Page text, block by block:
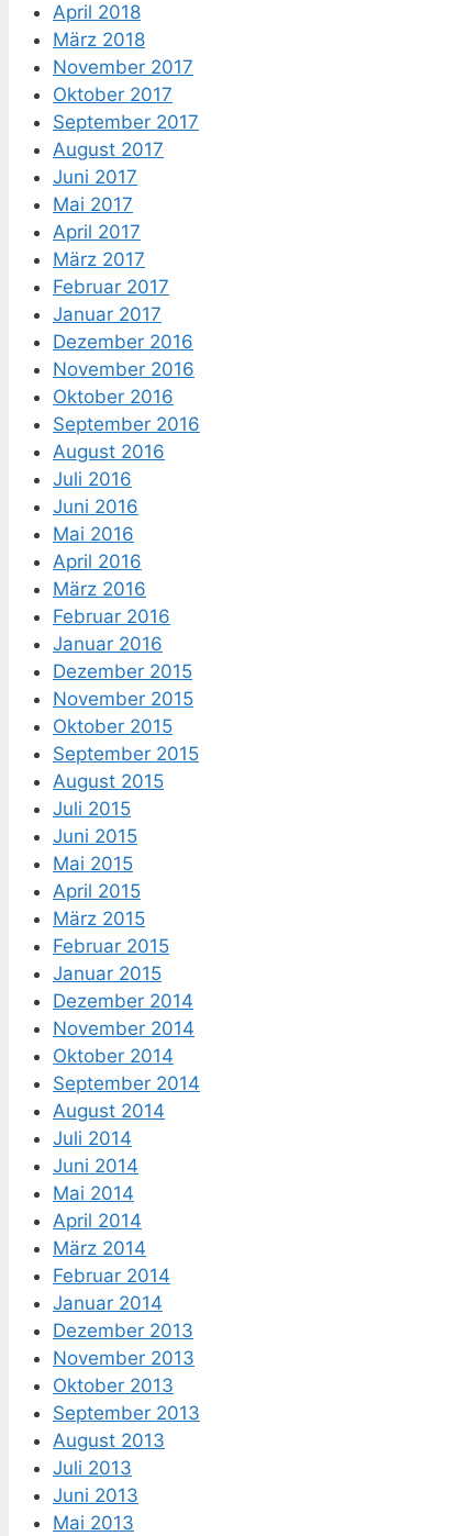
April 2018
März 2018
November 2017
Oktober 2017
September 2017
August 2017
Juni 2017
Mai 2017
April 2017
März 2017
Februar 2017
Januar 2017
Dezember 2016
November 2016
Oktober 2016
September 2016
August 2016
Juli 2016
Juni 2016
Mai 2016
April 2016
März 2016
Februar 2016
Januar 2016
Dezember 2015
November 2015
Oktober 2015
September 2015
August 2015
Juli 2015
Juni 2015
Mai 2015
April 2015
März 2015
Februar 2015
Januar 2015
Dezember 2014
November 2014
Oktober 2014
September 2014
August 2014
Juli 2014
Juni 2014
Mai 2014
April 2014
März 2014
Februar 2014
Januar 2014
Dezember 2013
November 2013
Oktober 2013
September 2013
August 2013
Juli 2013
Juni 2013
Mai 2013